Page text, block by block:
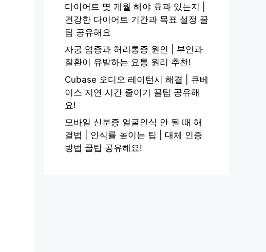
다이어트 몇 개월 해야 효과 있는지 |
건강한 다이어트 기간과 목표 설정 꿀
팁 공유해요
자궁 염증과 허리통증 원인 | 부인과
질환이 유발하는 요통 원리 추천!
Cubase 오디오 레이턴시 해결 | 큐베
이스 지연 시간 줄이기 꿀팁 공유해
요!
모바일 신분증 얼굴인식 안 될 때 해
결법 | 인식률 높이는 팁 | 대체 인증
방법 꿀팁 공유해요!